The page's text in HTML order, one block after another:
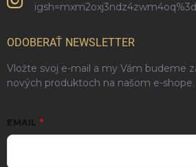
ODOBERAŤ NEWSLETTER
Vložte svoj e-mail a my Vám budeme
nových produktoch na našom e-shope.
EMAIL